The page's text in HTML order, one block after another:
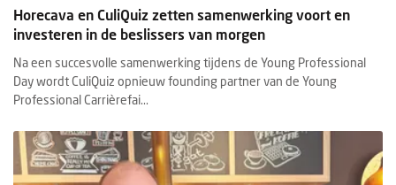
Horecava en CuliQuiz zetten samenwerking voort en
investeren in de beslissers van morgen
Na een succesvolle samenwerking tijdens de Young Professional
Day wordt CuliQuiz opnieuw founding partner van de Young
Professional Carrièrefai...